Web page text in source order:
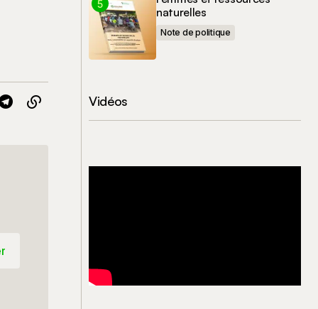
naturelles
Note de politique
Vidéos